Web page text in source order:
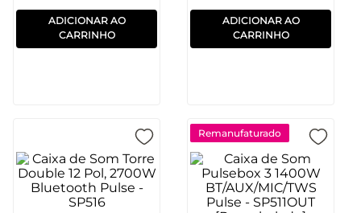
ADICIONAR AO
CARRINHO
ADICIONAR AO
CARRINHO
Remanufaturado